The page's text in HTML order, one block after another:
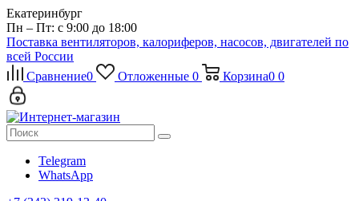
Екатеринбург
Пн – Пт: с 9:00 до 18:00
Поставка вентиляторов, калориферов, насосов, двигателей по
всей России
Сравнение0 Отложенные 0 Корзина0 0
Telegram
WhatsApp